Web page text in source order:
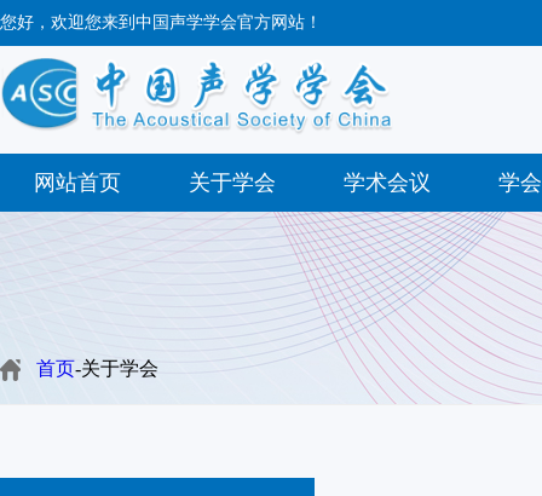
您好，欢迎您来到中国声学学会官方网站！
网站首页 关于学会 学术会议 学
首页-关于学会